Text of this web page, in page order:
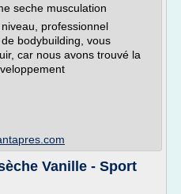
seche musculation
professionnel
bodybuilding, vous
car nous avons trouvé la
Vanille - Sport